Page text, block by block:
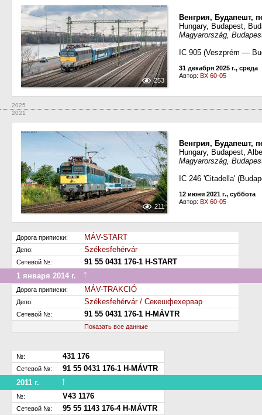
253
Венгрия, Будапешт,
Hungary, Budapest,
Magyarország,
IC 905 (Veszprém —
31 декабря 2025 г., среда
Автор: BX 60-05
2025
2021
211
Венгрия, Будапешт,
Hungary, Budapest,
Magyarország,
IC 246 'Citadella'
12 июня 2021 г., суббота
Автор: BX 60-05
Дорога приписки: MÁV-START
Депо: Székesfehérvár
Сетевой №:
91 55 0431 176-1 H-START
1 января 2014 г.
↑
Дорога приписки: MÁV-TRAKCIÓ
Депо: Székesfehérvár / Секешфехервар
Сетевой №: 91 55 0431 176-1 H-MÁVTR
Показать все данные
№: 431 176
Сетевой №:
91 55 0431 176-1 H-MÁVTR
2011 г.
↑
№: V43 1176
Сетевой №: 95 55 1143 176-4 H-MÁVTR